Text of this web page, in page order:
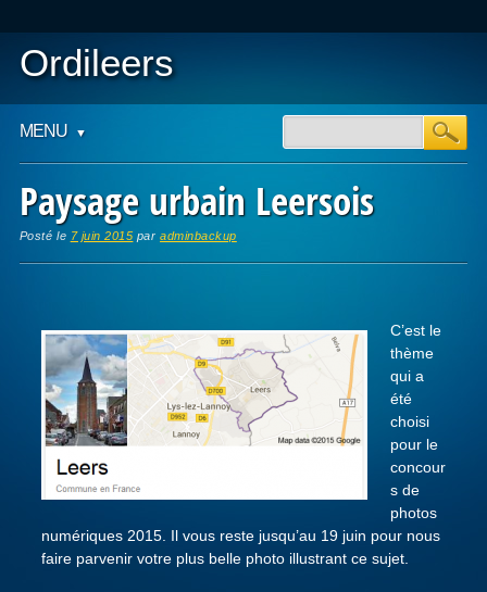
Ordileers
Main menu
content
MENU
Paysage urbain Leersois
Posté le 7 juin 2015 paradminbackup
C’est le
thème
qui a
été
choisi
pour le
concour
s de
photos
numériques 2015. Il vous reste jusqu’au 19 juin pour nous
faire parvenir votre plus belle photo illustrant ce sujet.